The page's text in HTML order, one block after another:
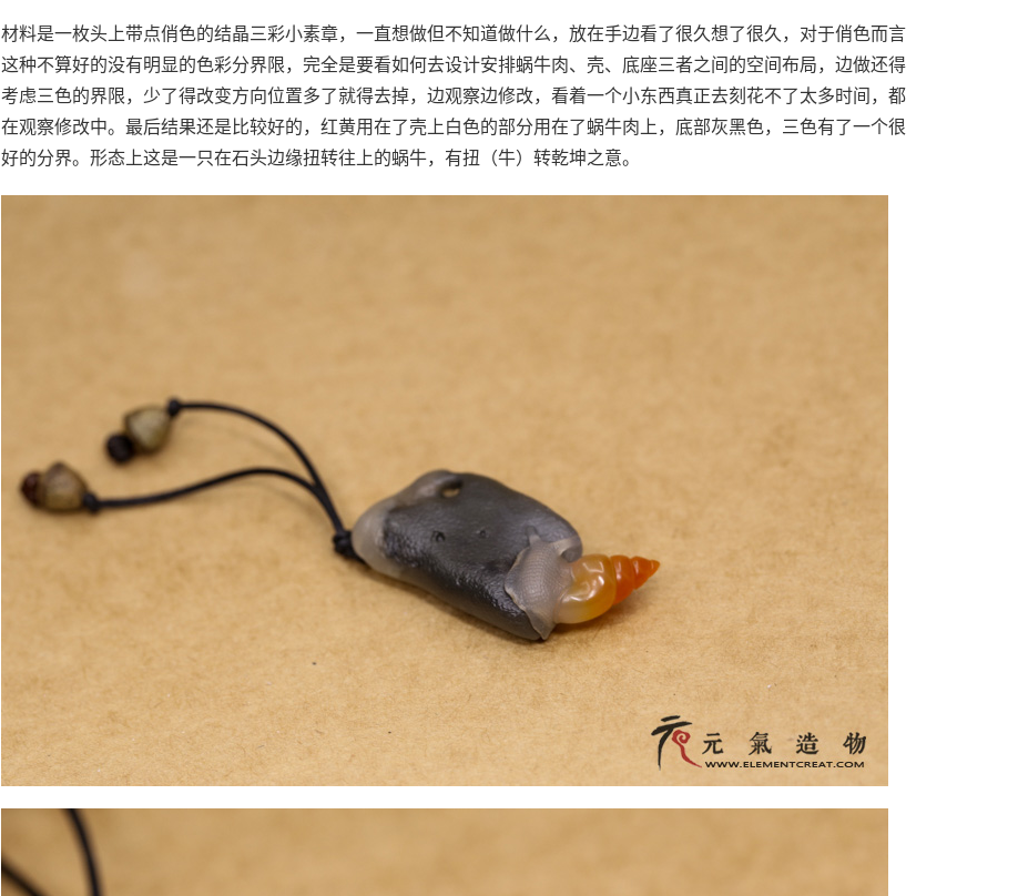
材料是一枚头上带点俏色的结晶三彩小素章，一直想做但不知道做什么，放在手边看了很久想了很久，对于俏色而言
这种不算好的没有明显的色彩分界限，完全是要看如何去设计安排蜗牛肉、壳、底座三者之间的空间布局，边做还得
考虑三色的界限，少了得改变方向位置多了就得去掉，边观察边修改，看着一个小东西真正去刻花不了太多时间，都
在观察修改中。最后结果还是比较好的，红黄用在了壳上白色的部分用在了蜗牛肉上，底部灰黑色，三色有了一个很
好的分界。形态上这是一只在石头边缘扭转往上的蜗牛，有扭（牛）转乾坤之意。